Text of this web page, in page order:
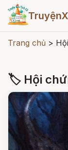
Trang chủ >
🏷 Hội